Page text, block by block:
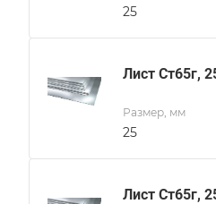
25
Лист Ст65г,
Размер, мм
25
Лист Ст65г,